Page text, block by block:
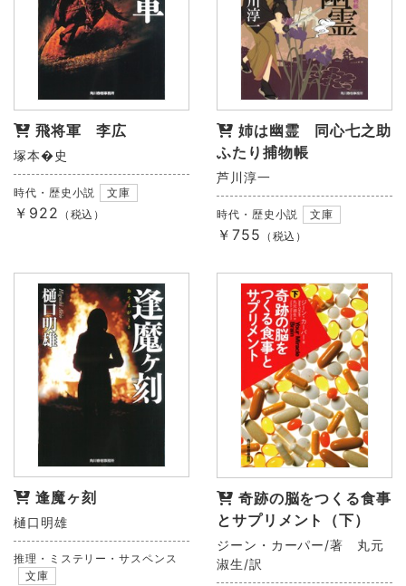
飛将軍 李広
塚本�史
時代・歴史小説 文庫
￥922 （税込）
姉は幽霊 同心七之助
ふたり捕物帳
芦川淳一
時代・歴史小説 文庫
￥755 （税込）
逢魔ヶ刻
樋口明雄
推理・ミステリー・サスペンス
文庫
奇跡の脳をつくる食事
とサプリメント（下）
ジーン・カーパー/著 丸元
淑生/訳